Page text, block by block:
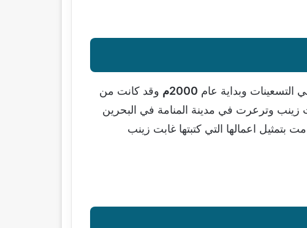
وبداية عام 2000م
وقد كانت من
زينب وترعرت في مدينة المنامة في البحرين
اعمالها التي كتبتها غابت زينب